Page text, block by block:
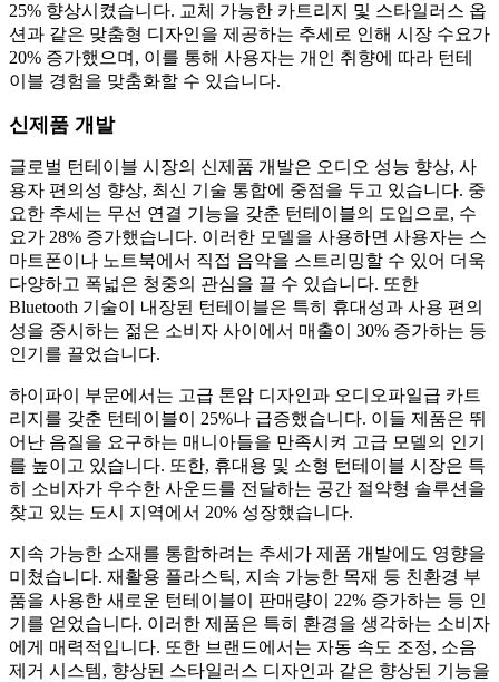
25% 향상시켰습니다. 교체 가능한 카트리지 및 스타일러스 옵
션과 같은 맞춤형 디자인을 제공하는 추세로 인해 시장 수요가
20% 증가했으며, 이를 통해 사용자는 개인 취향에 따라 턴테
이블 경험을 맞춤화할 수 있습니다.
신제품 개발
글로벌 턴테이블 시장의 신제품 개발은 오디오 성능 향상, 사
용자 편의성 향상, 최신 기술 통합에 중점을 두고 있습니다. 중
요한 추세는 무선 연결 기능을 갖춘 턴테이블의 도입으로, 수
요가 28% 증가했습니다. 이러한 모델을 사용하면 사용자는 스
마트폰이나 노트북에서 직접 음악을 스트리밍할 수 있어 더욱
다양하고 폭넓은 청중의 관심을 끌 수 있습니다. 또한
Bluetooth 기술이 내장된 턴테이블은 특히 휴대성과 사용 편의
성을 중시하는 젊은 소비자 사이에서 매출이 30% 증가하는 등
인기를 끌었습니다.
하이파이 부문에서는 고급 톤암 디자인과 오디오파일급 카트
리지를 갖춘 턴테이블이 25%나 급증했습니다. 이들 제품은 뛰
어난 음질을 요구하는 매니아들을 만족시켜 고급 모델의 인기
를 높이고 있습니다. 또한, 휴대용 및 소형 턴테이블 시장은 특
히 소비자가 우수한 사운드를 전달하는 공간 절약형 솔루션을
찾고 있는 도시 지역에서 20% 성장했습니다.
지속 가능한 소재를 통합하려는 추세가 제품 개발에도 영향을
미쳤습니다. 재활용 플라스틱, 지속 가능한 목재 등 친환경 부
품을 사용한 새로운 턴테이블이 판매량이 22% 증가하는 등 인
기를 얻었습니다. 이러한 제품은 특히 환경을 생각하는 소비자
에게 매력적입니다. 또한 브랜드에서는 자동 속도 조정, 소음
제거 시스템, 향상된 스타일러스 디자인과 같은 향상된 기능을